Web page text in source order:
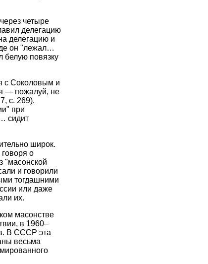
четыре
делегацию
делегацию и
он "лежал…
белую повязку
с Соколовым и
— пожалуй, не
с. 269).
при
сидит
широк.
о
"масонской
и говорили
тогдашними
или даже
их.
масонстве
в 1960–
В СССР эта
весьма